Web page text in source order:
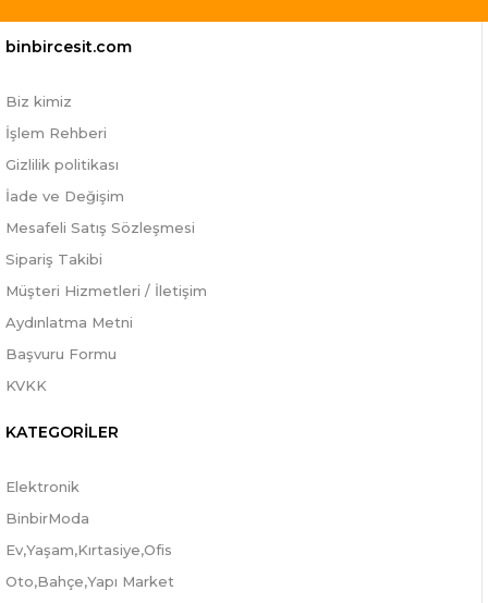
binbircesit.com
Biz kimiz
İşlem Rehberi
Gizlilik politikası
İade ve Değişim
Mesafeli Satış Sözleşmesi
Sipariş Takibi
Müşteri Hizmetleri / İletişim
Aydınlatma Metni
Başvuru Formu
KVKK
KATEGORİLER
Elektronik
BinbirModa
Ev,Yaşam,Kırtasiye,Ofis
Oto,Bahçe,Yapı Market